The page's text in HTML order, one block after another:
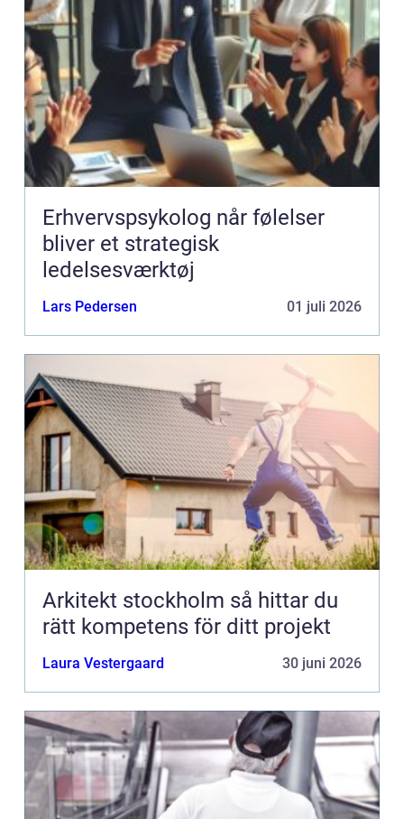
Erhvervspsykolog når følelser
bliver et strategisk
ledelsesværktøj
Lars Pedersen 01 juli 2026
Arkitekt stockholm så hittar du
rätt kompetens för ditt projekt
Laura Vestergaard 30 juni 2026